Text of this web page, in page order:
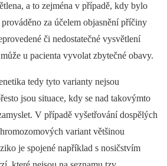
a to zejména v případě, kdy bylo
za účelem objasnění příčiny
či nedostatečné vysvětlení
u pacienta vyvolat zbytečné obavy.
tedy tyto varianty nejsou
jsou situace, kdy se nad takovýmto
V případě vyšetřování dospělých
variant většinou
je spojené například s nosičstvím